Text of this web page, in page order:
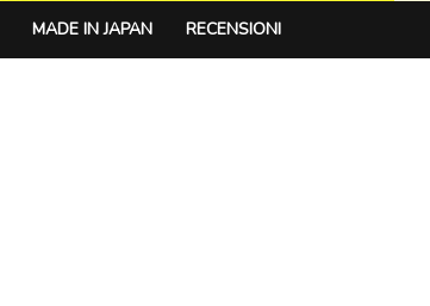
MADE IN JAPAN RECENSIONI